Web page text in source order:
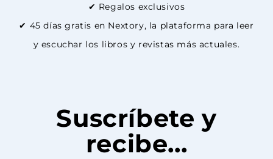
Suscríbete y
recibe...
✔ Regalos exclusivos
✔ 45 días gratis en Nextory, la plataforma para leer
y escuchar los libros y revistas más actuales.